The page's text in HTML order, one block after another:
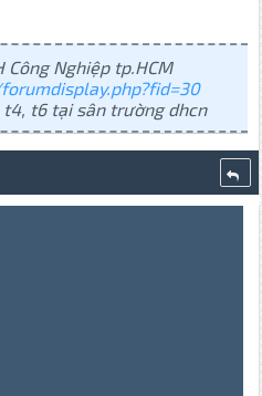
Công Nghiệp tp.HCM
t6 tại sân trường dhcn